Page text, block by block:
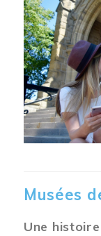
Musées
Une